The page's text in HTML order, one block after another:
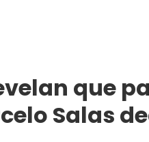
que
Salas